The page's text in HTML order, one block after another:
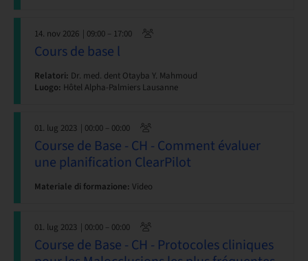
14. nov 2026 | 09:00 – 17:00
Cours de base l
Relatori: Dr. med. dent Otayba Y. Mahmoud
Luogo: Hôtel Alpha-Palmiers Lausanne
01. lug 2023 | 00:00 – 00:00
Course de Base - CH - Comment évaluer
une planification ClearPilot
Materiale di formazione: Video
01. lug 2023 | 00:00 – 00:00
Course de Base - CH - Protocoles cliniques